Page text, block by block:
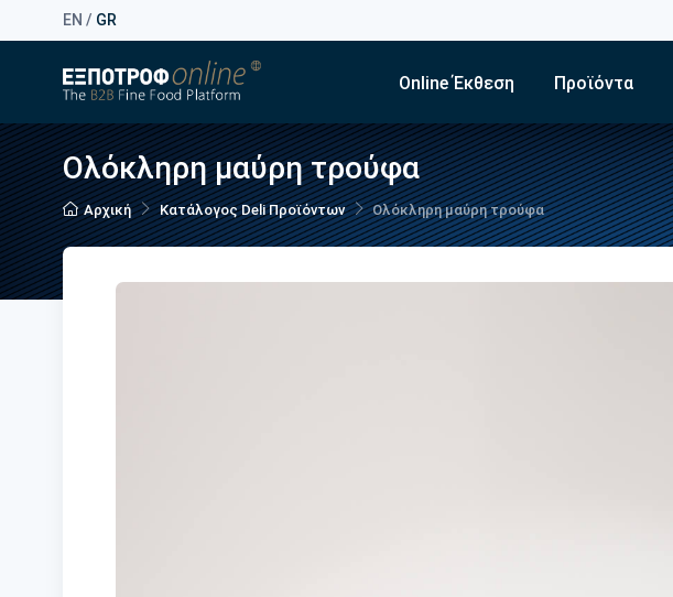
EN / GR
Online Έκθεση Προϊόντα
Ολόκληρη μαύρη τρούφα
Αρχική Κατάλογος Deli Προϊόντων Ολόκληρη μαύρη τρούφα